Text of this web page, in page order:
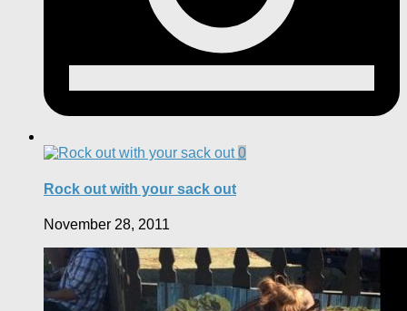
0
Rock out with your sack out
November 28, 2011